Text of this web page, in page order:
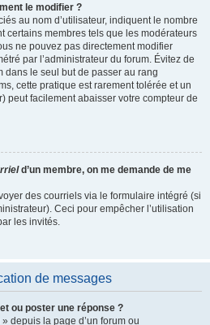
le modifier ?
au nom d’utilisateur, indiquent le nombre
certains membres tels que les modérateurs
ne pouvez pas directement modifier
par l’administrateur du forum. Évitez de
dans le seul but de passer au rang
cette pratique est rarement tolérée et un
peut facilement abaisser votre compteur de
d’un membre, on me demande de me
des courriels via le formulaire intégré (si
Ceci pour empêcher l’utilisation
les invités.
de messages
ou poster une réponse ?
depuis la page d’un forum ou